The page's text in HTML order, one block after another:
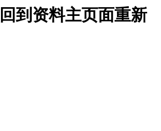
到资料主页面重新